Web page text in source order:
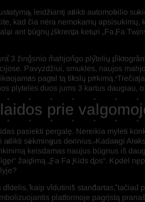
leidžiantį atlikti automobilio
kad čia nėra nemokamų
ant būgnų iškrenta keturi „Fa Fa
3 žingsnio mahjongo plytelių
Pavyzdžiui, smuklės, naujos
pagal tą tikslų pirkimą.
plytelės duos jums 3 kartus daugiau,
prie
pasiekti pergalę. Nereikia mylėti
atlikti sėkmingus derinius. Kadangi
keisdamas naujus būgnus iš
žaidimą „Fa Fa Kids dos“. Kodėl
kaip vidutinis standartas,
platformoje pagrįstą